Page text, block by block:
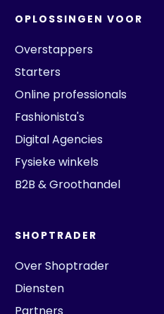
OPLOSSINGEN VOOR
Overstappers
Starters
Online professionals
Fashionista's
Digital Agencies
Fysieke winkels
B2B & Groothandel
SHOPTRADER
Over Shoptrader
Diensten